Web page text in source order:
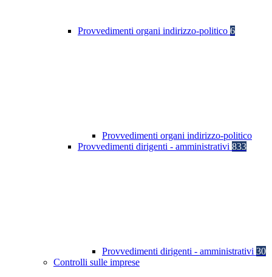
Provvedimenti organi indirizzo-politico 6
Provvedimenti organi indirizzo-politico
Provvedimenti dirigenti - amministrativi 833
Provvedimenti dirigenti - amministrativi 30
Controlli sulle imprese